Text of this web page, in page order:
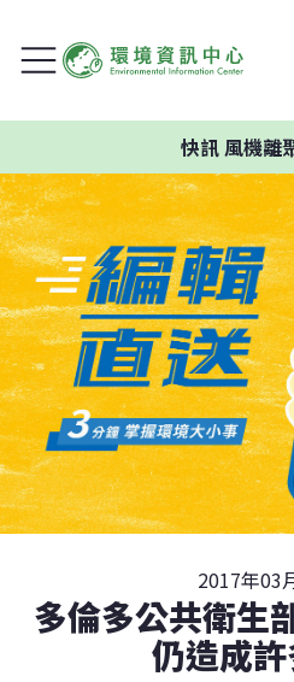
快訊風機離聚
2017年03
多倫多公共衛生
仍造成